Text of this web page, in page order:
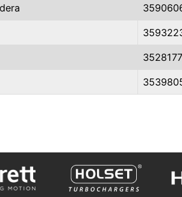
3528177